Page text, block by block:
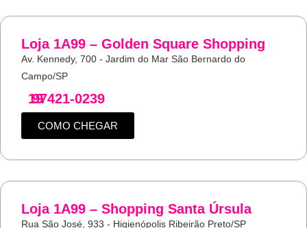
Loja 1A99 – Golden Square Shopping
Av. Kennedy, 700 - Jardim do Mar São Bernardo do
Campo/SP
19
97421-0239
COMO CHEGAR
Loja 1A99 – Shopping Santa Úrsula
Rua São José, 933 - Higienópolis Ribeirão Preto/SP